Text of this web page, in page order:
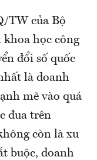
TW của Bộ
học công
đổi số quốc
là doanh
mẽ vào quá
đua trên
còn là xu
buộc, doanh